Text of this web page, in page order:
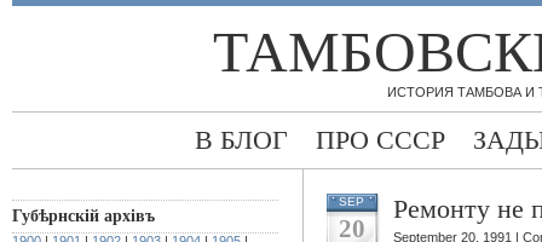
ИСТОРИЯ ТАМБОВА
В БЛОГ ПРО СССР
Губѣрнскiй архiвъ
SEP
20
Ремонту не
September 20, 1991 |